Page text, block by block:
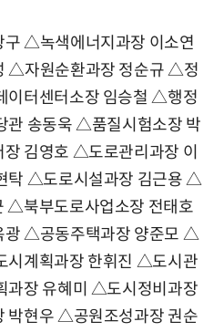
△녹색에너지과장 이소연
△자원순환과장 정순규 △정
이터센터소장 임승철 △행정
관 송동욱 △품질시험소장 박
김영호 △도로관리과장 이
탁 △도로시설과장 김근용 △
△북부도로사업소장 전태호
광 △공동주택과장 양준모 △
시계획과장 한휘진 △도시관
과장 유혜미 △도시정비과장
박현우 △공원조성과장 권순